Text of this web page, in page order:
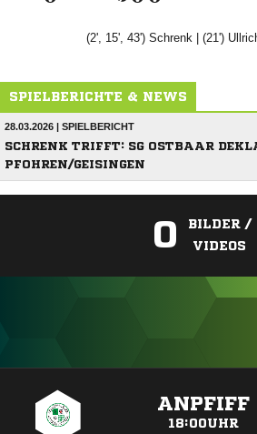
(2', 15', 43')  | (21')
SPIELBERICHTE & NEWS
28.03.2026 | SPIELBERICHT
SCHRENK TRIFFT: SG OSTBAAR
PFOHREN/GEISINGEN
0
BILDER /
VIDEOS
ANPFIFF
18:00UHR